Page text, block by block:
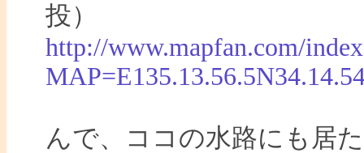
投）
http://www.mapfan.com/
んで、ココの水路にも居